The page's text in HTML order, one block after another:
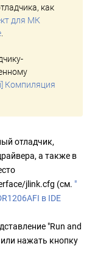
как
для МК
Компиляция
отладчик,
а также в
jlink.cfg (см. "
в IDE
"Run and
или нажать кнопку